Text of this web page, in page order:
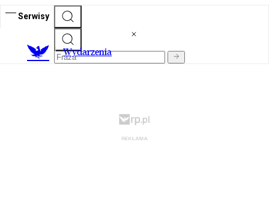
Serwisy
Wydarzenia